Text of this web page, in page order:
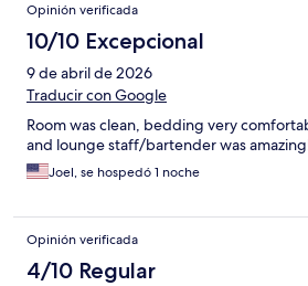
Opinión verificada
10/10 Excepcional
9 de abril de 2026
Traducir con Google
Room was clean, bedding very
and lounge staff/bartender was
Joel, se hospedó 1 noche
Opinión verificada
4/10 Regular